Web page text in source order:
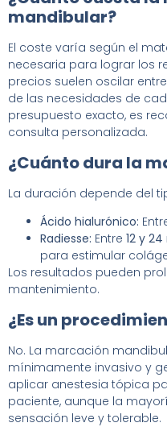
mandibular?
El coste varía según el
necesaria para lograr los
precios suelen oscilar entre
de las necesidades de
presupuesto exacto, es
consulta personalizada.
¿Cuánto dura la
La duración depende del
Ácido hialurónico:
Radiesse: Entre 12 y
para estimular
Los resultados pueden
mantenimiento.
¿Es un
No. La marcación
mínimamente invasivo y
aplicar anestesia tópica
paciente, aunque la
sensación leve y tolerable.